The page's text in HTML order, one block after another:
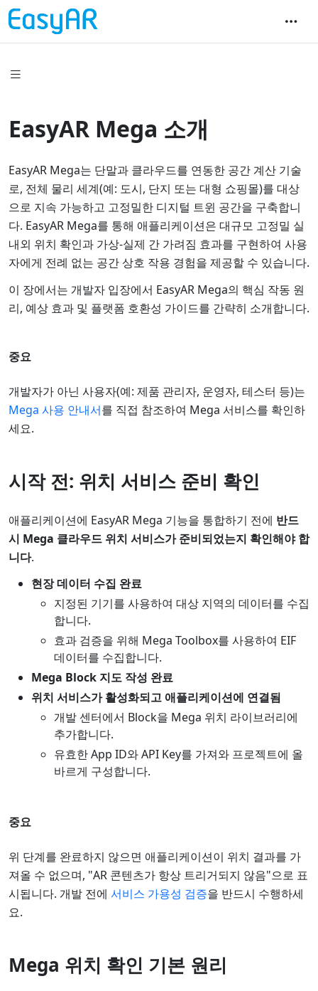
EasyAR Mega 소개
EasyAR Mega는 단말과 클라우드를 연동한 공간 계산 기술
로, 전체 물리 세계(예: 도시, 단지 또는 대형 쇼핑몰)를 대상
으로 지속 가능하고 고정밀한 디지털 트윈 공간을 구축합니
다. EasyAR Mega를 통해 애플리케이션은 대규모 고정밀 실
내외 위치 확인과 가상-실제 간 가려짐 효과를 구현하여 사용
자에게 전례 없는 공간 상호 작용 경험을 제공할 수 있습니다.
이 장에서는 개발자 입장에서 EasyAR Mega의 핵심 작동 원
리, 예상 효과 및 플랫폼 호환성 가이드를 간략히 소개합니다.
중요
개발자가 아닌 사용자(예: 제품 관리자, 운영자, 테스터 등)는
Mega 사용 안내서를 직접 참조하여 Mega 서비스를 확인하
세요.
시작 전: 위치 서비스 준비 확인
애플리케이션에 EasyAR Mega 기능을 통합하기 전에 반드
시 Mega 클라우드 위치 서비스가 준비되었는지 확인해야 합
니다.
현장 데이터 수집 완료
지정된 기기를 사용하여 대상 지역의 데이터를 수집
합니다.
효과 검증을 위해 Mega Toolbox를 사용하여 EIF
데이터를 수집합니다.
Mega Block 지도 작성 완료
위치 서비스가 활성화되고 애플리케이션에 연결됨
개발 센터에서 Block을 Mega 위치 라이브러리에
추가합니다.
유효한 App ID와 API Key를 가져와 프로젝트에 올
바르게 구성합니다.
중요
위 단계를 완료하지 않으면 애플리케이션이 위치 결과를 가
져올 수 없으며, "AR 콘텐츠가 항상 트리거되지 않음"으로 표
시됩니다. 개발 전에 서비스 가용성 검증을 반드시 수행하세
요.
Mega 위치 확인 기본 원리